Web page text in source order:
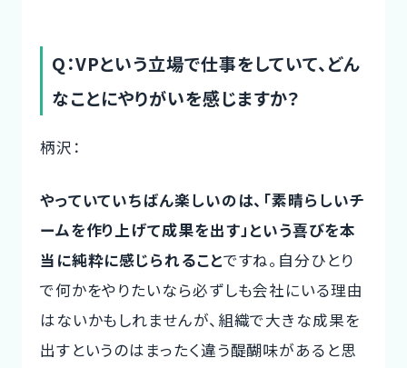
Q：VPという立場で仕事をしていて、どん
なことにやりがいを感じますか？
柄沢：
やっていていちばん楽しいのは、「素晴らしいチ
ームを作り上げて成果を出す」という喜びを本
当に純粋に感じられることですね。自分ひとり
で何かをやりたいなら必ずしも会社にいる理由
はないかもしれませんが、組織で大きな成果を
出すというのはまったく違う醍醐味があると思